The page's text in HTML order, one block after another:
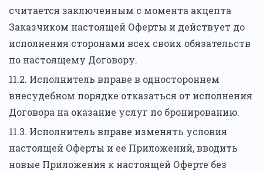
считается заключенным с момента акцепта
Заказчиком настоящей Оферты и действует до
исполнения сторонами всех своих обязательств
по настоящему Договору.
11.2. Исполнитель вправе в одностороннем
внесудебном порядке отказаться от исполнения
Договора на оказание услуг по бронированию.
11.3. Исполнитель вправе изменять условия
настоящей Оферты и ее Приложений, вводить
новые Приложения к настоящей Оферте без